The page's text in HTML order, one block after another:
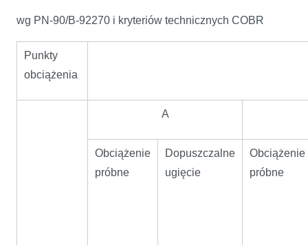
wg PN-90/B-92270 i kryteriów technicznych COBR
Punkty
obciążenia
A
Obciążenie
próbne
Dopuszczalne
ugięcie
Obciążenie
próbne